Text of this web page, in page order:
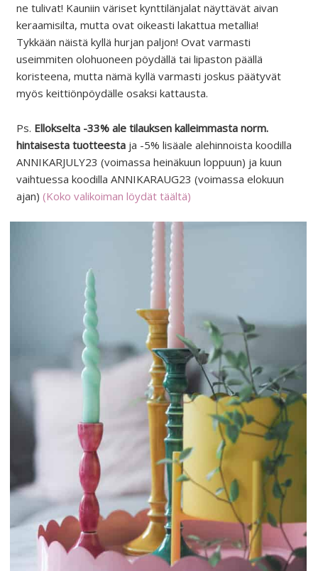
ne tulivat! Kauniin väriset kynttilänjalat näyttävät aivan
keraamisilta, mutta ovat oikeasti lakattua metallia!
Tykkään näistä kyllä hurjan paljon! Ovat varmasti
useimmiten olohuoneen pöydällä tai lipaston päällä
koristeena, mutta nämä kyllä varmasti joskus päätyvät
myös keittiönpöydälle osaksi kattausta.
Ps. Ellokselta -33% ale tilauksen kalleimmasta norm.
hintaisesta tuotteestaja -5% lisäale alehinnoista koodilla
ANNIKARJULY23 (voimassa heinäkuun loppuun) ja kuun
vaihtuessa koodilla ANNIKARAUG23 (voimassa elokuun
ajan) (Koko valikoiman löydät täältä)